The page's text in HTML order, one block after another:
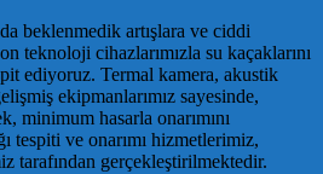
beklenmedik artışlara ve ciddi
teknoloji cihazlarımızla su kaçaklarını
ediyoruz. Termal kamera, akustik
ekipmanlarımız sayesinde,
minimum hasarla onarımını
tespiti ve onarımı hizmetlerimiz,
tarafından gerçekleştirilmektedir.